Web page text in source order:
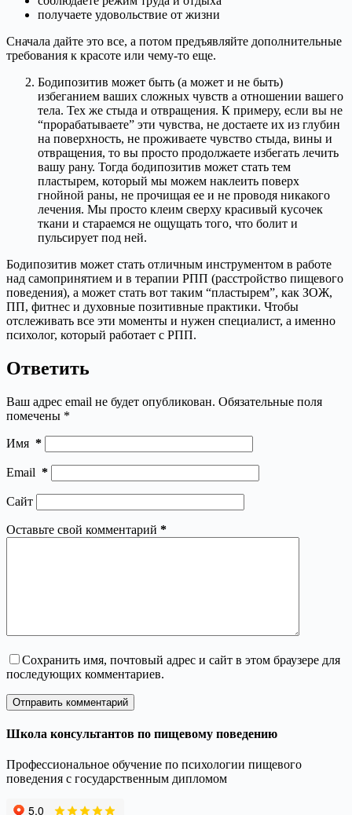
получаете удовольствие от жизни
Сначала дайте это все, а потом предъявляйте дополнительные
требования к красоте или чему-то еще.
Бодипозитив может быть (а может и не быть)
избеганием ваших сложных чувств а отношении вашего
тела. Тех же стыда и отвращения. К примеру, если вы не
“прорабатываете” эти чувства, не достаете их из глубин
на поверхность, не проживаете чувство стыда, вины и
отвращения, то вы просто продолжаете избегать лечить
вашу рану. Тогда бодипозитив может стать тем
пластырем, который мы можем наклеить поверх
гнойной раны, не прочищая ее и не проводя никакого
лечения. Мы просто клеим сверху красивый кусочек
ткани и стараемся не ощущать того, что болит и
пульсирует под ней.
Бодипозитив может стать отличным инструментом в работе
над самопринятием и в терапии РПП (расстройство пищевого
поведения), а может стать вот таким “пластырем”, как ЗОЖ,
ПП, фитнес и духовные позитивные практики. Чтобы
отслеживать все эти моменты и нужен специалист, а именно
психолог, который работает с РПП.
Ответить
Ваш адрес email не будет опубликован. Обязательные поля
помечены *
Имя *
Email *
Сайт
Оставьте свой комментарий *
Сохранить имя, почтовый адрес и сайт в этом браузере для
последующих комментариев.
Отправить комментарий
Школа консультантов по пищевому поведению
Профессиональное обучение по психологии пищевого
поведения с государственным дипломом